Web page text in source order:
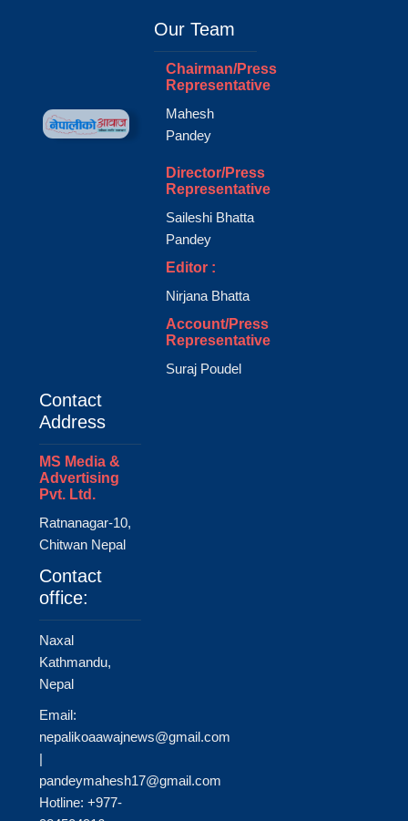
Our Team
Chairman/Press
Representative
Mahesh
Pandey
Director/Press
Representative
Saileshi Bhatta
Pandey
Editor :
Nirjana Bhatta
Account/Press
Representative
Suraj Poudel
Contact
Address
MS Media &
Advertising
Pvt. Ltd.
Ratnanagar-10,
Chitwan Nepal
Contact
office:
Naxal
Kathmandu,
Nepal
Email:
nepalikoaawajnews@gmail.com
|
pandeymahesh17@gmail.com
Hotline: +977-